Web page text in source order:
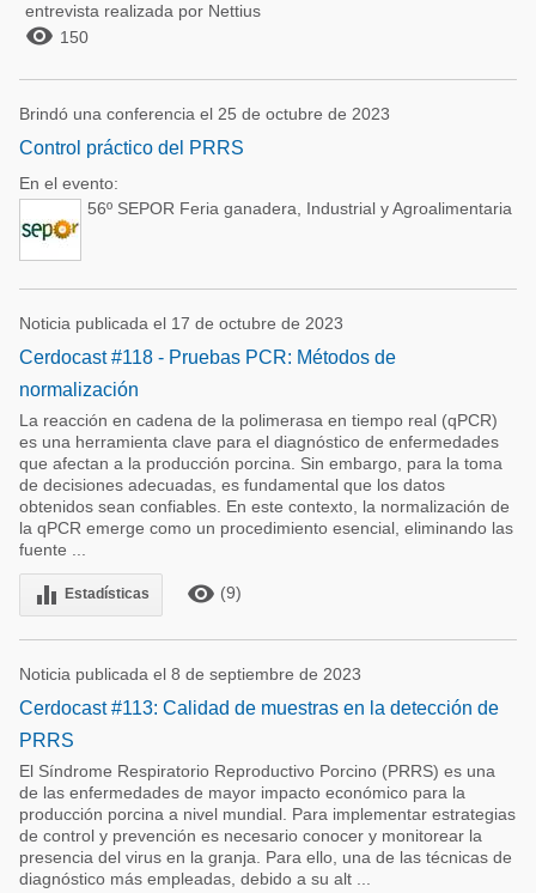
entrevista realizada por Nettius
 150
Brindó una conferencia el 25 de octubre de 2023
Control práctico del PRRS
En el evento:
56º SEPOR Feria ganadera, Industrial y Agroalimentaria
Noticia publicada el 17 de octubre de 2023
Cerdocast #118 - Pruebas PCR: Métodos de
normalización
La reacción en cadena de la polimerasa en tiempo real (qPCR)
es una herramienta clave para el diagnóstico de enfermedades
que afectan a la producción porcina. Sin embargo, para la toma
de decisiones adecuadas, es fundamental que los datos
obtenidos sean confiables. En este contexto, la normalización de
la qPCR emerge como un procedimiento esencial, eliminando las
fuente ...
equalizer Estadísticas remove_red_eye (9)
Noticia publicada el 8 de septiembre de 2023
Cerdocast #113: Calidad de muestras en la detección de
PRRS
El Síndrome Respiratorio Reproductivo Porcino (PRRS) es una
de las enfermedades de mayor impacto económico para la
producción porcina a nivel mundial. Para implementar estrategias
de control y prevención es necesario conocer y monitorear la
presencia del virus en la granja. Para ello, una de las técnicas de
diagnóstico más empleadas, debido a su alt ...